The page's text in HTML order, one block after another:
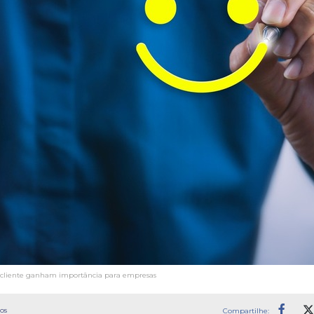
ganham importância para empresas
Compartilhe: